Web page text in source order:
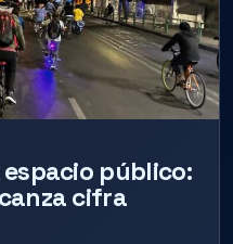
público:
cifra